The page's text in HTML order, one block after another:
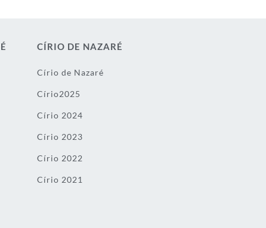
CÍRIO DE NAZARÉ
Círio de Nazaré
Círio2025
Círio 2024
Círio 2023
Círio 2022
Círio 2021